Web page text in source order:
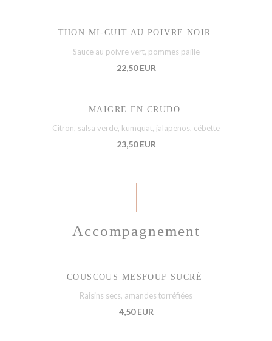
THON MI-CUIT AU POIVRE NOIR
Sauce au poivre vert, pommes paille
22,50 EUR
MAIGRE EN CRUDO
Citron, salsa verde, kumquat, jalapenos, cébette
23,50 EUR
Accompagnement
COUSCOUS MESFOUF SUCRÉ
Raisins secs, amandes torréfiées
4,50 EUR